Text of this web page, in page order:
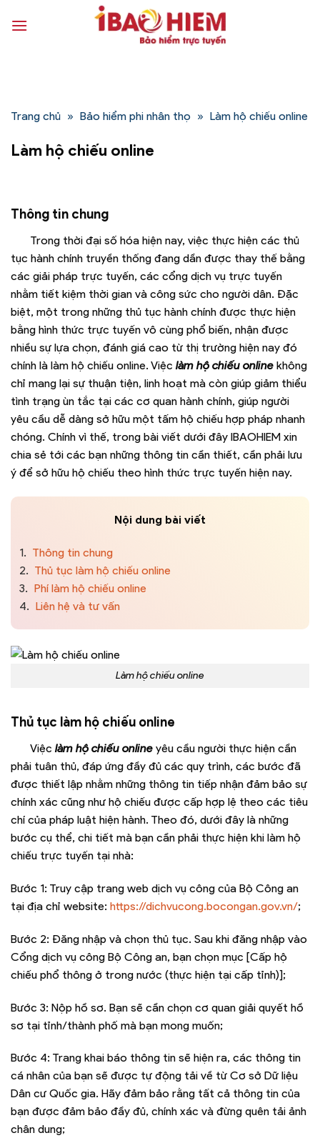
qua
Trang chủ » Bảo hiểm phi nhân thọ » Làm hộ chiếu online
Làm hộ chiếu online
Thông tin chung
Trong thời đại số hóa hiện nay, việc thực hiện các thủ
tục hành chính truyền thống đang dần được thay thế bằng
các giải pháp trực tuyến, các cổng dịch vụ trực tuyến
nhằm tiết kiệm thời gian và công sức cho người dân. Đặc
biệt, một trong những thủ tục hành chính được thực hiện
bằng hình thức trực tuyến vô cùng phổ biến, nhận được
nhiều sự lựa chọn, đánh giá cao từ thị trường hiện nay đó
chính là làm hộ chiếu online. Việc làm hộ chiếu online không
chỉ mang lại sự thuận tiện, linh hoạt mà còn giúp giảm thiểu
tình trạng ùn tắc tại các cơ quan hành chính, giúp người
yêu cầu dễ dàng sở hữu một tấm hộ chiếu hợp pháp nhanh
chóng. Chính vì thế, trong bài viết dưới đây IBAOHIEM xin
chia sẻ tới các bạn những thông tin cần thiết, cần phải lưu
ý để sở hữu hộ chiếu theo hình thức trực tuyến hiện nay.
Nội dung bài viết
1. Thông tin chung
2. Thủ tục làm hộ chiếu online
3. Phí làm hộ chiếu online
4. Liên hệ và tư vấn
Làm hộ chiếu online
Thủ tục làm hộ chiếu online
Việc làm hộ chiếu online yêu cầu người thực hiện cần
phải tuân thủ, đáp ứng đầy đủ các quy trình, các bước đã
được thiết lập nhằm những thông tin tiếp nhận đảm bảo sự
chính xác cũng như hộ chiếu được cấp hợp lệ theo các tiêu
chí của pháp luật hiện hành. Theo đó, dưới đây là những
bước cụ thể, chi tiết mà bạn cần phải thực hiện khi làm hộ
chiếu trực tuyến tại nhà:
Bước 1: Truy cập trang web dịch vụ công của Bộ Công an
tại địa chỉ website: https://dichvucong.bocongan.gov.vn/;
Bước 2: Đăng nhập và chọn thủ tục. Sau khi đăng nhập vào
Cổng dịch vụ công Bộ Công an, bạn chọn mục [Cấp hộ
chiếu phổ thông ở trong nước (thực hiện tại cấp tỉnh)];
Bước 3: Nộp hồ sơ. Bạn sẽ cần chọn cơ quan giải quyết hồ
sơ tại tỉnh/thành phố mà bạn mong muốn;
Bước 4: Trang khai báo thông tin sẽ hiện ra, các thông tin
cá nhân của bạn sẽ được tự động tải về từ Cơ sở Dữ liệu
Dân cư Quốc gia. Hãy đảm bảo rằng tất cả thông tin của
bạn được đảm bảo đầy đủ, chính xác và đừng quên tải ảnh
chân dung;